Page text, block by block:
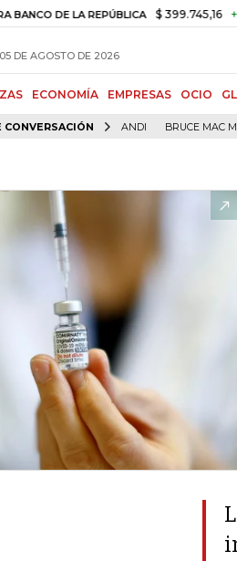
DE LA REPÚBLICA $ 399.745,16 +$
DE AGOSTO DE 2026
ECONOMÍA EMPRESAS OCIO
CONVERSACIÓN ANDI BRUCE MAC